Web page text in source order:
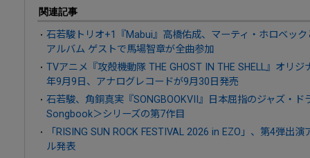
関連記事
石若駿トリオ+1『Mabui』高橋佑成、マーティ・ホロベッ
アルバム ゲストで馬場智章が全曲参加
TVアニメ『攻殻機動隊 THE GHOST IN THE SHELL』オリ
年9月9日、アナログレコードが9月30日発売
石若駿、角銅真実『SONGBOOKVII』日本屈指のジャズ・
Songbook＞シリーズの第7作目
「RISING SUN ROCK FESTIVAL 2026 in EZO」、第4弾出
ル発表